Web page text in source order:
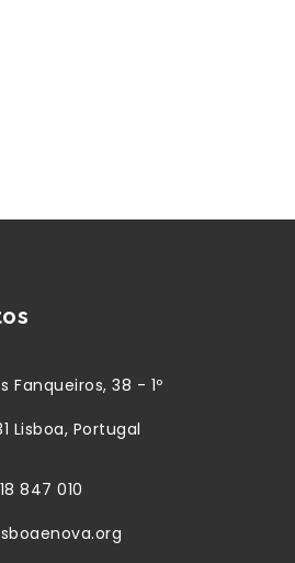
Fanqueiros, 38 - 1º
Lisboa, Portugal
847 010